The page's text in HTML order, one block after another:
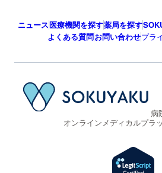
ニュース医療機関を探す薬局を探す
よくある質問お問い合わせプラ
病
オンラインメディカルプラ